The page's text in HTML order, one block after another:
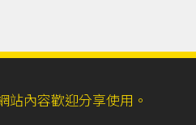
站內容歡迎分享使用。